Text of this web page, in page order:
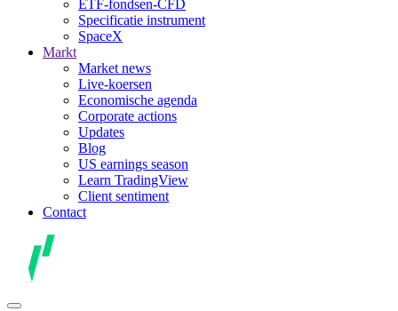
ETF-fondsen-CFD
Specificatie instrument
SpaceX
Markt
Market news
Live-koersen
Economische agenda
Corporate actions
Updates
Blog
US earnings season
Learn TradingView
Client sentiment
Contact